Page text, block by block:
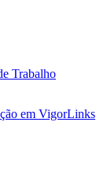
Trabalho
em VigorLinks